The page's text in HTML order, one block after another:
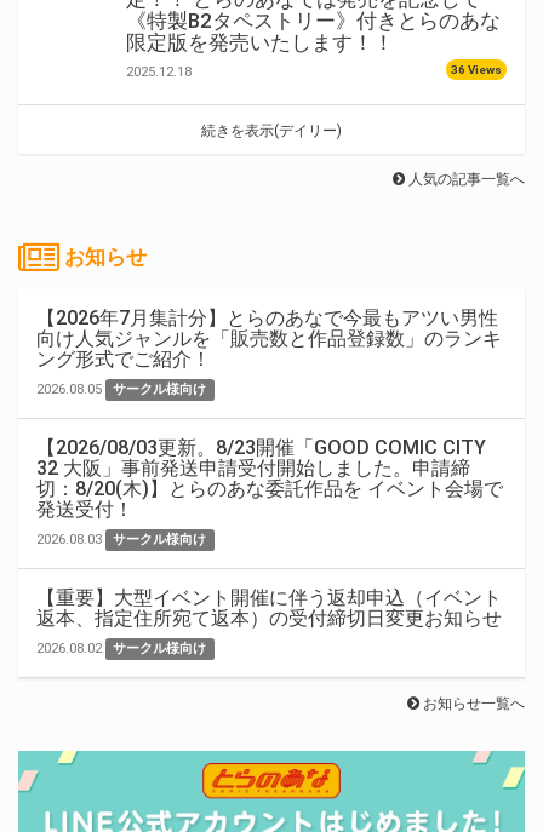
《特製B2タペストリー》付きとらのあな
限定版を発売いたします！！
2025.12.18 36 Views
続きを表示(デイリー)
人気の記事一覧へ
お知らせ
【2026年7月集計分】とらのあなで今最もアツい男性
向け人気ジャンルを「販売数と作品登録数」のランキ
ング形式でご紹介！
2026.08.05 サークル様向け
【2026/08/03更新。8/23開催「GOOD COMIC CITY
32 大阪」事前発送申請受付開始しました。申請締
切：8/20(木)】とらのあな委託作品を イベント会場で
発送受付！
2026.08.03 サークル様向け
【重要】大型イベント開催に伴う返却申込（イベント
返本、指定住所宛て返本）の受付締切日変更お知らせ
2026.08.02 サークル様向け
お知らせ一覧へ